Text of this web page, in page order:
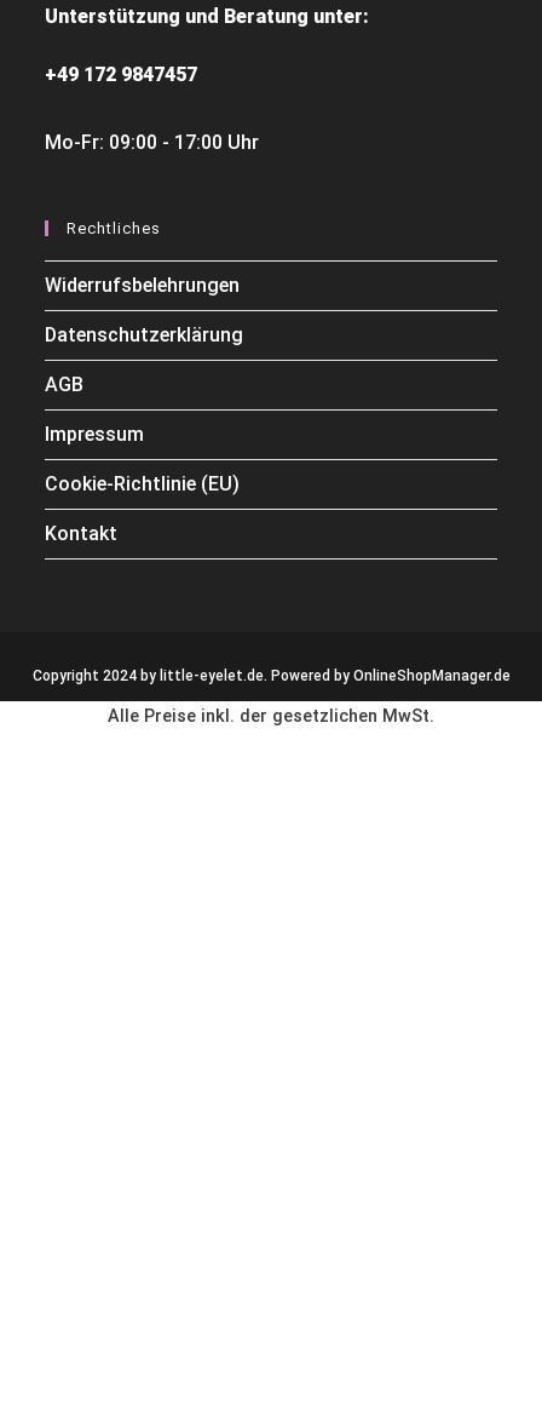
Unterstützung und Beratung unter:
+49 172 9847457
Mo-Fr: 09:00 - 17:00 Uhr
Rechtliches
Widerrufsbelehrungen
Datenschutzerklärung
AGB
Impressum
Cookie-Richtlinie (EU)
Kontakt
Copyright 2024 by little-eyelet.de. Powered by OnlineShopManager.de
Alle Preise inkl. der gesetzlichen MwSt.